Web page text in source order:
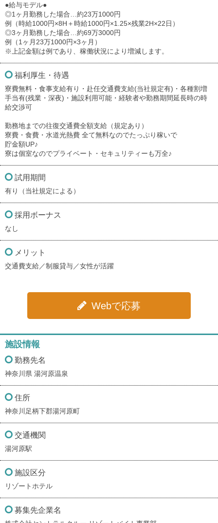
●給与モデル●
◎1ヶ月勤務した場合…約23万1000円
例（時給1000円×8H＋時給1000円×1.25×残業2H×22日）
◎3ヶ月勤務した場合…約69万3000円
例（1ヶ月23万1000円×3ヶ月）
※上記金額は例であり、稼働状況により増減します。
福利厚生・待遇
寮費無料・食事支給有り・赴任交通費支給(当社規定有)・各種割増
手当有(残業・深夜)・施設利用可能・経験者や勤務期間延長時の時
給交渉可
勤務地までの往復交通費全額支給（規定あり）
寮費・食費・水道光熱費 全て無料なのでたっぷり稼いで
貯金額UP♪
寮は個室なのでプライベート・セキュリティーも万全♪
試用期間
有り（当社規定による）
採用ボーナス
なし
メリット
交通費支給／制服貸与／女性が活躍
Webで応募
施設情報
勤務先名
神奈川県 湯河原温泉
住所
神奈川足柄下郡湯河原町
交通機関
湯河原駅
施設区分
リゾートホテル
募集先企業名